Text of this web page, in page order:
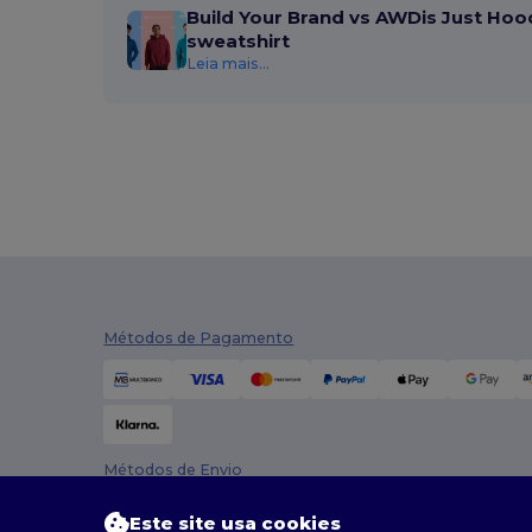
Build Your Brand vs AWDis Just
sweatshirt
Leia mais...
Métodos de Pagamento
Métodos de Envio
Este site usa cookies